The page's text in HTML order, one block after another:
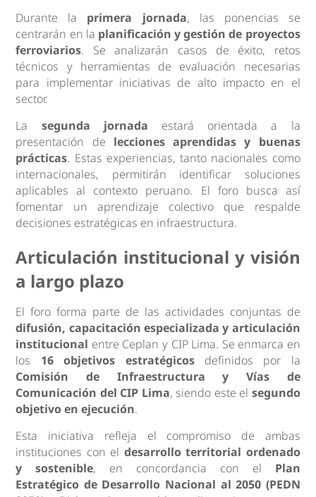
Durante la primera jornada, las ponencias se
centrarán en la planificación y gestión de proyectos
ferroviarios. Se analizarán casos de éxito, retos
técnicos y herramientas de evaluación necesarias
para implementar iniciativas de alto impacto en el
sector.
La segunda jornada estará orientada a la
presentación de lecciones aprendidas y buenas
prácticas. Estas experiencias, tanto nacionales como
internacionales, permitirán identificar soluciones
aplicables al contexto peruano. El foro busca así
fomentar un aprendizaje colectivo que respalde
decisiones estratégicas en infraestructura.
Articulación institucional y visión
a largo plazo
El foro forma parte de las actividades conjuntas de
difusión, capacitación especializada y articulación
institucional entre Ceplan y CIP Lima. Se enmarca en
los 16 objetivos estratégicosdefinidos por la
Comisión de Infraestructura y Vías de
Comunicación del CIP Lima, siendo este el segundo
objetivo en ejecución.
Esta iniciativa refleja el compromiso de ambas
instituciones con el desarrollo territorial ordenado
y sostenible, en concordancia con el Plan
Estratégico de Desarrollo Nacional al 2050 (PEDN